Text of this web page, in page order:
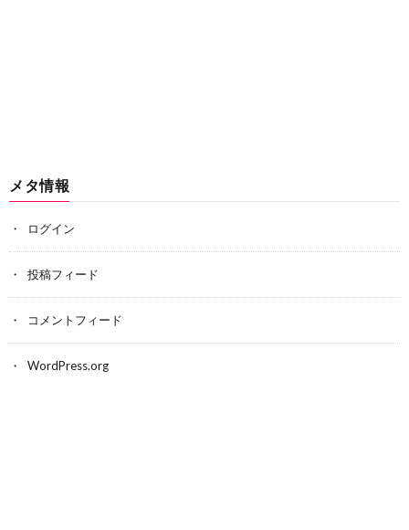
メタ情報
ログイン
投稿フィード
コメントフィード
WordPress.org